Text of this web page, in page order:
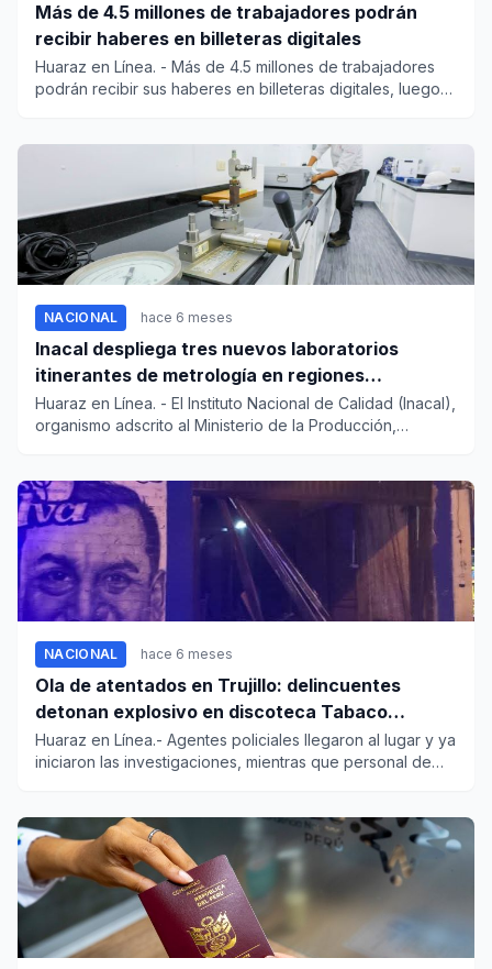
Más de 4.5 millones de trabajadores podrán
recibir haberes en billeteras digitales
Huaraz en Línea. - Más de 4.5 millones de trabajadores
podrán recibir sus haberes en billeteras digitales, luego
NACIONAL hace 6 meses
Inacal despliega tres nuevos laboratorios
itinerantes de metrología en regiones
estratégicas
Huaraz en Línea. - El Instituto Nacional de Calidad (Inacal),
organismo adscrito al Ministerio de la Producción,
NACIONAL hace 6 meses
Ola de atentados en Trujillo: delincuentes
detonan explosivo en discoteca Tabaco
Marino, varias viviendas fueron afectadas
Huaraz en Línea.- Agentes policiales llegaron al lugar y ya
iniciaron las investigaciones, mientras que personal de